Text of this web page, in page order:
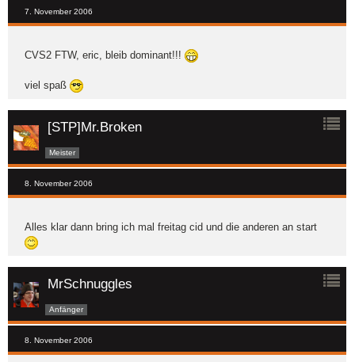
7. November 2006
CVS2 FTW, eric, bleib dominant!!!
viel spaß
[STP]Mr.Broken
Meister
8. November 2006
Alles klar dann bring ich mal freitag cid und die anderen an start
MrSchnuggles
Anfänger
8. November 2006